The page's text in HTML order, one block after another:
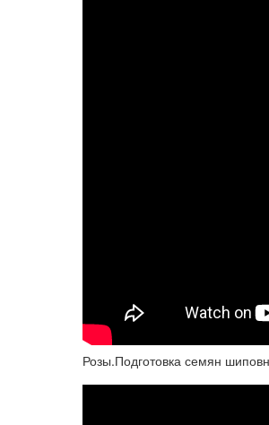
Розы.Подготовка семян